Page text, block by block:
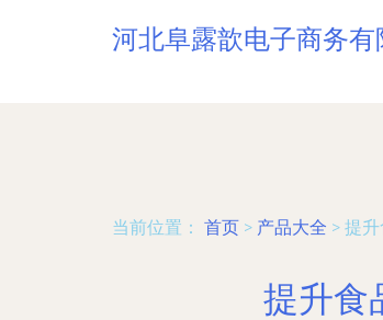
河北阜露歆电子商务有
当前位置： 首页 > 产品大全 > 提
提升食